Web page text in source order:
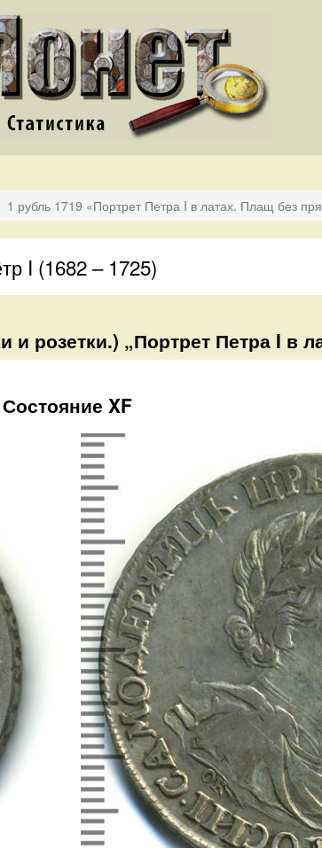
1 рубль 1719 «Портрет Петра I в латах. Плащ без
I (1682 – 1725)
розетки.) „Портрет Петра I в
Состояние XF